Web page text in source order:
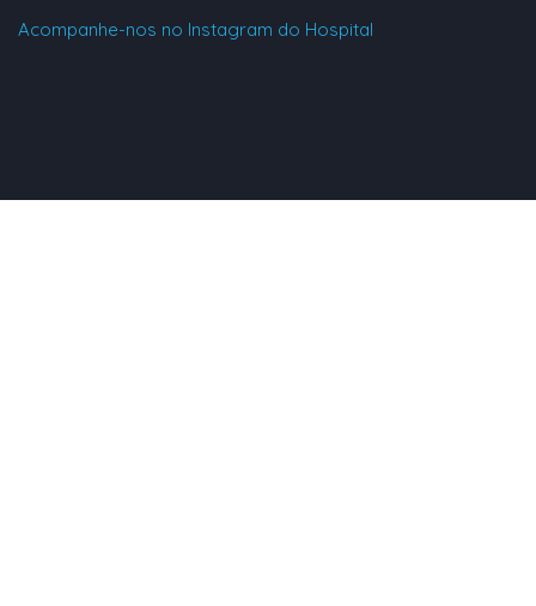
Acompanhe-nos no Instagram do Hospital